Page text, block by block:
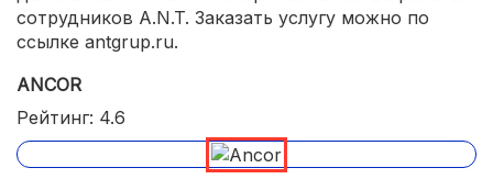
сотрудников А.N.T. Заказать услугу можно по
ссылке antgrup.ru.
ANCOR
Рейтинг: 4.6